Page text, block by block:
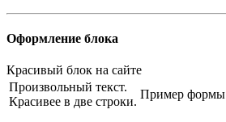
Оформление блока
Красивый блок на сайте
Произвольный текст.
Красивее в две строки.
Пример формы